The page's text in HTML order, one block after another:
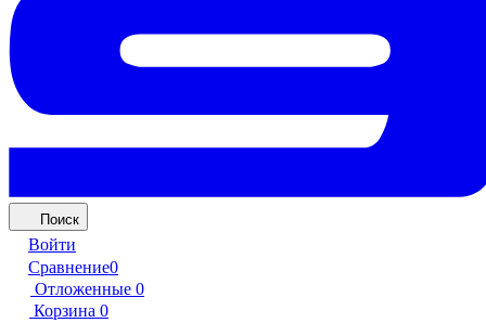
Поиск
Войти
Сравнение0
Отложенные 0
Корзина 0